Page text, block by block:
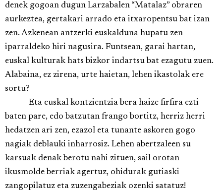
denek gogoan dugun Larzabalen “Matalaz” obraren
aurkeztea, gertakari arrado eta itxaropentsu bat izan
zen. Azkenean antzerki euskalduna hupatu zen
iparraldeko hiri nagusira. Funtsean, garai hartan,
euskal kulturak hats bizkor indartsu bat ezagutu zuen.
Alabaina, ez zirena, urte haietan, lehen ikastolak ere
sortu?
Eta euskal kontzientzia bera haize firfira ezti
baten pare, edo batzutan frango bortitz, herriz herri
hedatzen ari zen, ezazol eta tunante askoren gogo
nagiak deblauki inharrosiz. Lehen abertzaleen su
karsuak denak berotu nahi zituen, sail orotan
ikusmolde berriak agertuz, ohidurak gutiaski
zangopilatuz eta zuzengabeziak ozenki satatuz!